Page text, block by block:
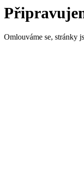
Omlouváme se, stránky